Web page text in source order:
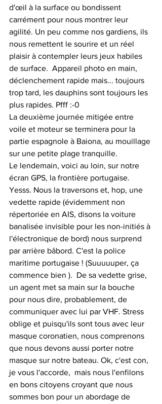
d'œil à la surface ou bondissent
carrément pour nous montrer leur
agilité. Un peu comme nos gardiens, ils
nous remettent le sourire et un réel
plaisir à contempler leurs jeux habiles
de surface.  Appareil photo en main,
déclenchement rapide mais... toujours
trop tard, les dauphins sont toujours les
plus rapides. Pfff :-0
La deuxième journée mitigée entre
voile et moteur se terminera pour la
partie espagnole à Baiona, au mouillage
sur une petite plage tranquille.
Le lendemain, voici au loin, sur notre
écran GPS, la frontière portugaise.
Yesss. Nous la traversons et, hop, une
vedette rapide (évidemment non
répertoriée en AIS, disons la voiture
banalisée invisible pour les non-initiés à
l'électronique de bord) nous surprend
par arrière bâbord. C'est la police
maritime portugaise ! (Suuuuuper, ça
commence bien ).  De sa vedette grise,
un agent met sa main sur la bouche
pour nous dire, probablement, de
communiquer avec lui par VHF. Stress
oblige et puisqu'ils sont tous avec leur
masque coronatien, nous comprenons
que nous devons aussi porter notre
masque sur notre bateau. Ok, c'est con,
je vous l'accorde,  mais nous l'enfilons
en bons citoyens croyant que nous
sommes bon pour un abordage de